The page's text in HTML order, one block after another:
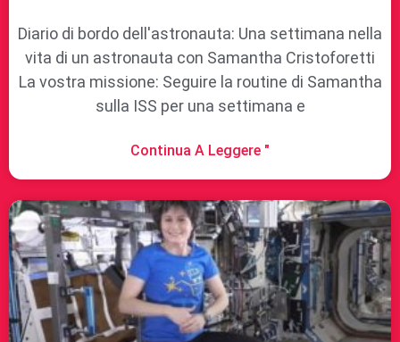
Diario di bordo dell'astronauta: Una settimana nella
vita di un astronauta con Samantha Cristoforetti
La vostra missione: Seguire la routine di Samantha
sulla ISS per una settimana e
Continua A Leggere "